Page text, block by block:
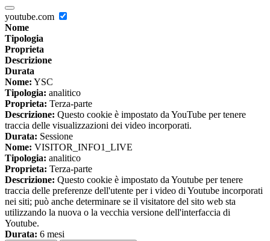
youtube.com
Nome
Tipologia
Proprieta
Descrizione
Durata
Nome: YSC
Tipologia: analitico
Proprieta: Terza-parte
Descrizione: Questo cookie è impostato da YouTube per tenere
traccia delle visualizzazioni dei video incorporati.
Durata: Sessione
Nome: VISITOR_INFO1_LIVE
Tipologia: analitico
Proprieta: Terza-parte
Descrizione: Questo cookie è impostato da Youtube per tenere
traccia delle preferenze dell'utente per i video di Youtube incorporati
nei siti; può anche determinare se il visitatore del sito web sta
utilizzando la nuova o la vecchia versione dell'interfaccia di
Youtube.
Durata: 6 mesi